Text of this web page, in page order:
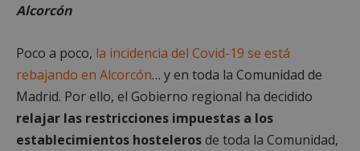
Alcorcón
Poco a poco, la incidencia del Covid-19 se está
rebajando en Alcorcón… y en toda la Comunidad de
Madrid. Por ello, el Gobierno regional ha decidido
relajar las restricciones impuestas a los
establecimientos hostelerosde toda la Comunidad,